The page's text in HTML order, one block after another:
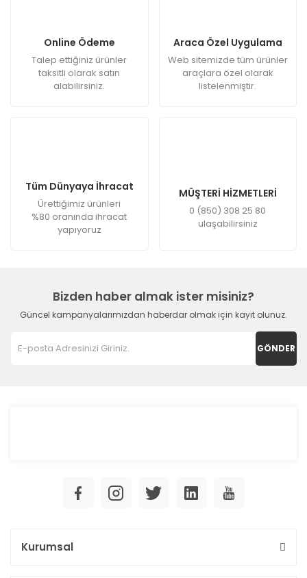
Online Ödeme
Talep ettiğiniz ürünler
taksitli olarak satın
alabilirsiniz.
Araca Özel Uygulama
Web sitemizde tüm ürünler
araçlara özel olarak
listelenmiştir.
Tüm Dünyaya İhracat
Ürettiğimiz ürünleri
%80 oranında ihracat
yapıyoruz
MÜŞTERİ HİZMETLERİ
0 (850) 308 25 80
ulaşabilirsiniz
Bizden haber almak ister misiniz?
Güncel kampanyalarımızdan haberdar olmak için kayıt olunuz.
GÖNDER
Kurumsal